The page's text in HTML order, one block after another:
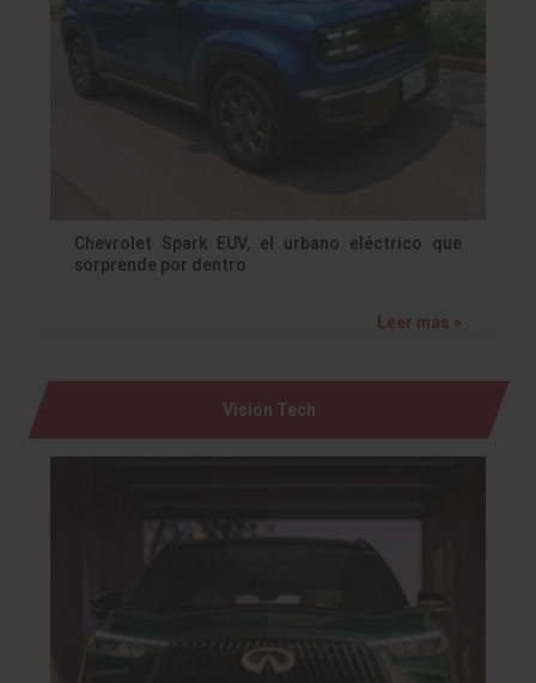
Chevrolet Spark EUV, el urbano eléctrico que
sorprende por dentro
Leer más »
Visión Tech